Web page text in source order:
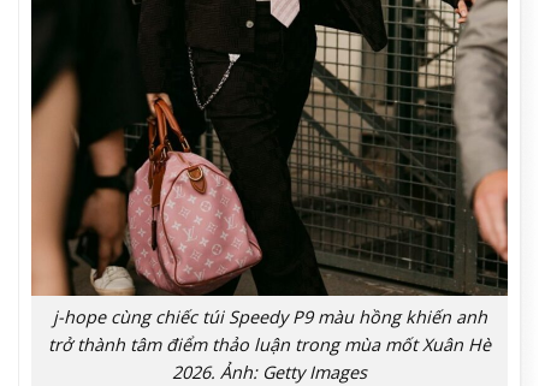
j-hope cùng chiếc túi Speedy P9 màu hồng khiến anh
trở thành tâm điểm thảo luận trong mùa mốt Xuân Hè
2026. Ảnh: Getty Images